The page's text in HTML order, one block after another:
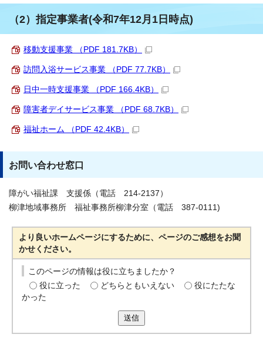
（2）指定事業者(令和7年12月1日時点)
移動支援事業 （PDF 181.7KB）
訪問入浴サービス事業 （PDF 77.7KB）
日中一時支援事業 （PDF 166.4KB）
障害者デイサービス事業 （PDF 68.7KB）
福祉ホーム （PDF 42.4KB）
お問い合わせ窓口
障がい福祉課 支援係（電話 214-2137）
柳津地域事務所 福祉事務所柳津分室（電話 387-0111)
より良いホームページにするために、ページのご感想をお聞
かせください。
このページの情報は役に立ちましたか？
役に立った
どちらともいえない
役にたたな
かった
送信